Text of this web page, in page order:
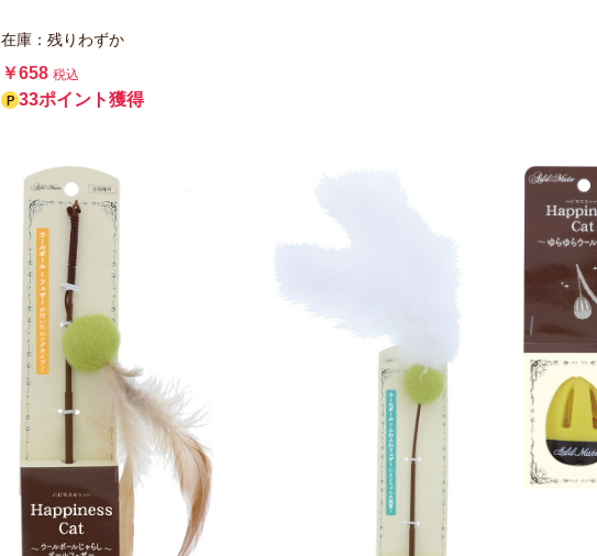
在庫：残りわずか
￥658 税込
33ポイント獲得